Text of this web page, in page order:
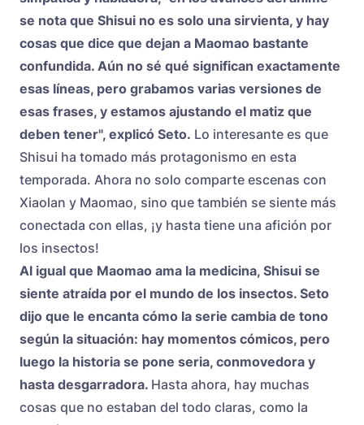
se nota que Shisui no es solo una sirvienta, y hay
cosas que dice que dejan a Maomao bastante
confundida. Aún no sé qué significan exactamente
esas líneas, pero grabamos varias versiones de
esas frases, y estamos ajustando el matiz que
deben tener", explicó Seto. Lo interesante es que
Shisui ha tomado más protagonismo en esta
temporada. Ahora no solo comparte escenas con
Xiaolan y Maomao, sino que también se siente más
conectada con ellas, ¡y hasta tiene una afición por
los insectos!
Al igual que Maomao ama la medicina, Shisui se
siente atraída por el mundo de los insectos. Seto
dijo que le encanta cómo la serie cambia de tono
según la situación: hay momentos cómicos, pero
luego la historia se pone seria, conmovedora y
hasta desgarradora. Hasta ahora, hay muchas
cosas que no estaban del todo claras, como la